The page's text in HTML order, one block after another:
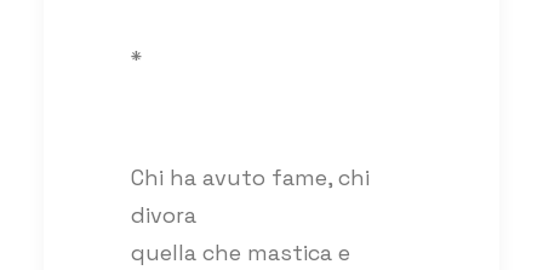
*
Chi ha avuto fame, chi
divora
quella che mastica e